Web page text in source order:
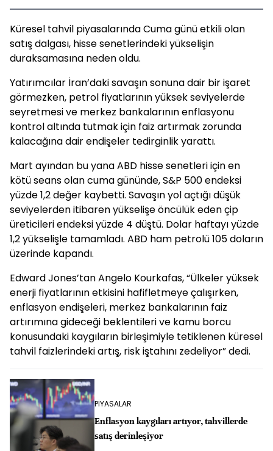
Küresel tahvil piyasalarında Cuma günü etkili olan
satış dalgası, hisse senetlerindeki yükselişin
duraksamasına neden oldu.
Yatırımcılar İran’daki savaşın sonuna dair bir işaret
görmezken, petrol fiyatlarının yüksek seviyelerde
seyretmesi ve merkez bankalarının enflasyonu
kontrol altında tutmak için faiz artırmak zorunda
kalacağına dair endişeler tedirginlik yarattı.
Mart ayından bu yana ABD hisse senetleri için en
kötü seans olan cuma gününde, S&P 500 endeksi
yüzde 1,2 değer kaybetti. Savaşın yol açtığı düşük
seviyelerden itibaren yükselişe öncülük eden çip
üreticileri endeksi yüzde 4 düştü. Dolar haftayı yüzde
1,2 yükselişle tamamladı. ABD ham petrolü 105 doların
üzerinde kapandı.
Edward Jones’tan Angelo Kourkafas, “Ülkeler yüksek
enerji fiyatlarının etkisini hafifletmeye çalışırken,
enflasyon endişeleri, merkez bankalarının faiz
artırımına gideceği beklentileri ve kamu borcu
konusundaki kaygıların birleşimiyle tetiklenen küresel
tahvil faizlerindeki artış, risk iştahını zedeliyor” dedi.
PİYASALAR
Enflasyon kaygıları artıyor, tahvillerde
satış derinleşiyor